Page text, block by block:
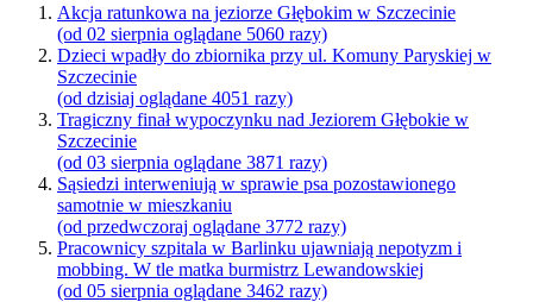
Akcja ratunkowa na jeziorze Głębokim w Szczecinie
(od 02 sierpnia oglądane 5060 razy)
Dzieci wpadły do zbiornika przy ul. Komuny Paryskiej w
Szczecinie
(od dzisiaj oglądane 4051 razy)
Tragiczny finał wypoczynku nad Jeziorem Głębokie w
Szczecinie
(od 03 sierpnia oglądane 3871 razy)
Sąsiedzi interweniują w sprawie psa pozostawionego
samotnie w mieszkaniu
(od przedwczoraj oglądane 3772 razy)
Pracownicy szpitala w Barlinku ujawniają nepotyzm i
mobbing. W tle matka burmistrz Lewandowskiej
(od 05 sierpnia oglądane 3462 razy)